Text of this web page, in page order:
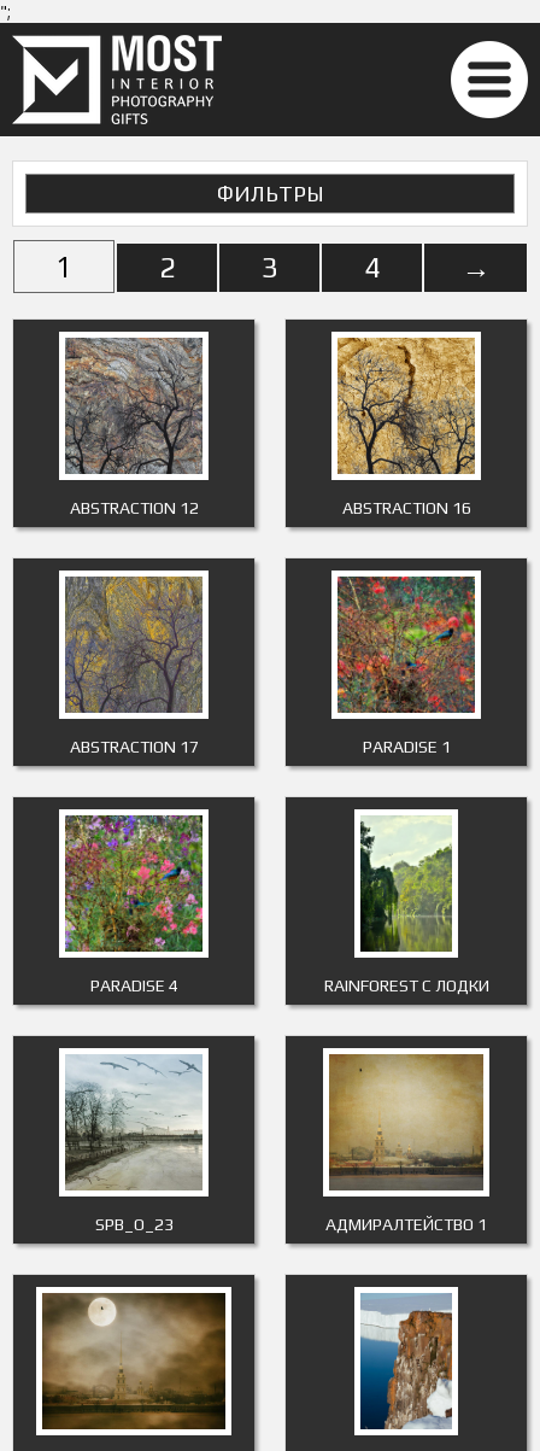
";
ФИЛЬТРЫ
1 2 3 4 →
ABSTRACTION 12 ABSTRACTION 16
ABSTRACTION 17 PARADISE 1
PARADISE 4 RAINFOREST С ЛОДКИ
SPB_O_23 АДМИРАЛТЕЙСТВО 1